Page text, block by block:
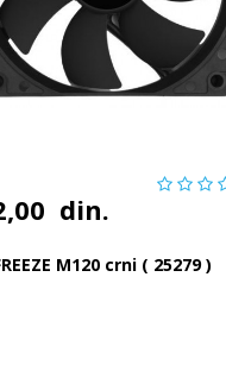
din.
M120 crni ( 25279 )